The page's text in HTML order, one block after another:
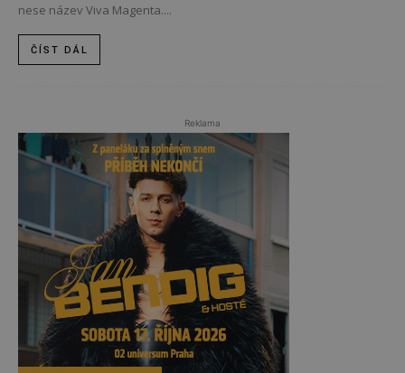
nese název Viva Magenta....
ČÍST DÁL
Reklama